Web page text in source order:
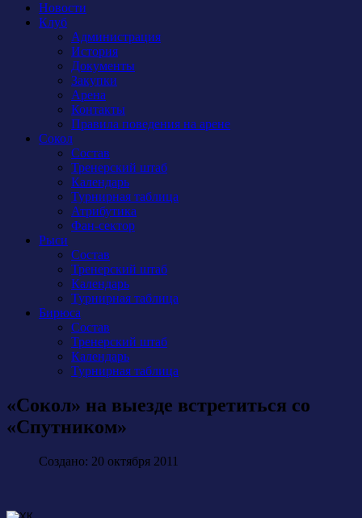
Новости
Клуб
Администрация
История
Документы
Закупки
Арена
Контакты
Правила поведения на арене
Сокол
Состав
Тренерский штаб
Календарь
Турнирная таблица
Атрибутика
Фан-сектор
Рыси
Состав
Тренерский штаб
Календарь
Турнирная таблица
Бирюса
Состав
Тренерский штаб
Календарь
Турнирная таблица
«Сокол» на выезде встретиться со
«Спутником»
Создано: 20 октября 2011